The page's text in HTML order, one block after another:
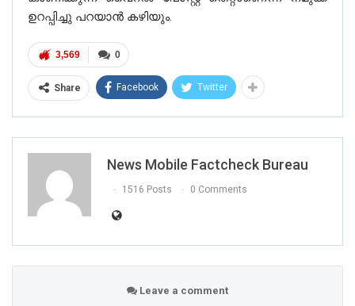
ഉറപ്പിച്ചു പറയാൻ കഴിയും.
0
3,569
Share Facebook Twitter
News Mobile Factcheck Bureau
1516 Posts 0 Comments
Leave a comment